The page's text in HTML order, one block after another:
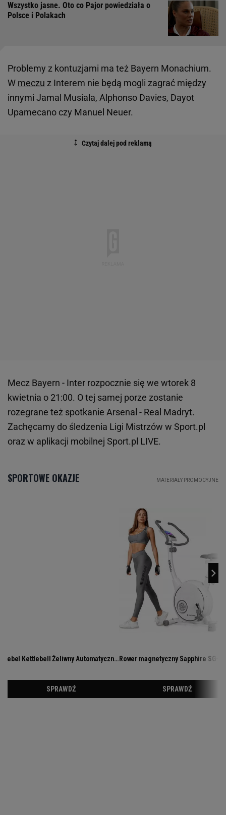
Wszystko jasne. Oto co Pajor powiedziała o
Polsce i Polakach
Problemy z kontuzjami ma też Bayern Monachium.
W meczu z Interem nie będą mogli zagrać między
innymi Jamal Musiala, Alphonso Davies, Dayot
Upamecano czy Manuel Neuer.
Mecz Bayern - Inter rozpocznie się we wtorek 8
kwietnia o 21:00. O tej samej porze zostanie
rozegrane też spotkanie Arsenal - Real Madryt.
Zachęcamy do śledzenia Ligi Mistrzów w Sport.pl
oraz w aplikacji mobilnej Sport.pl LIVE.